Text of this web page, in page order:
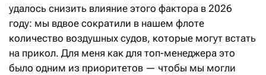
удалось снизить влияние этого фактора в 2026
году: мы вдвое сократили в нашем флоте
количество воздушных судов, которые могут встать
на прикол. Для меня как для топ-менеджера это
было одним из приоритетов — чтобы мы могли